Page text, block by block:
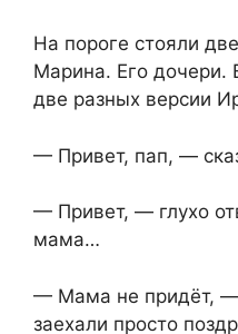
На пороге стояли
Марина. Его дочери.
две разных версии
— Привет, пап, —
— Привет, — глухо
мама…
— Мама не придёт,
заехали просто